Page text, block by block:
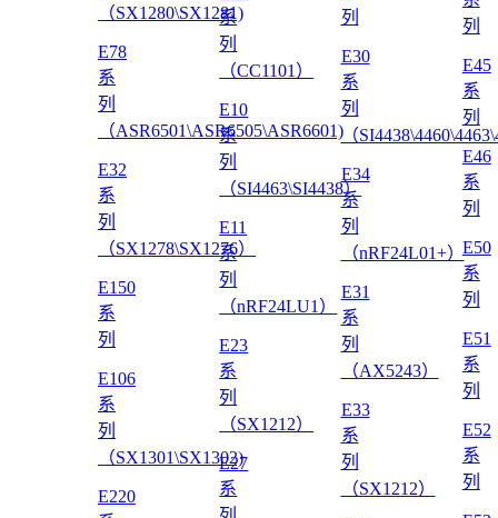
（SX1280\SX1281)
E78
系
列
（ASR6501\ASR6505\ASR6601)
E32
系
列
（SX1278\SX1276）
E150
系
列
E106
系
列
（SX1301\SX1302)
E220
系
列
（CC1101）
E10
系
列
（SI4463\SI4438）
E11
系
列
（nRF24LU1）
E23
系
列
（SX1212）
E27
系
列
E30
系
列
（
E34
系
列
（nRF24L01+）
E31
系
列
（AX5243）
E33
系
列
（SX1212）
列
E45
系
列
E46
系
列
E50
系
列
E51
系
列
E52
系
列